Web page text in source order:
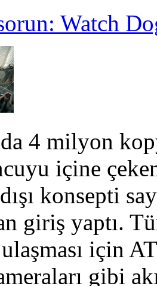
Watch
4 milyon
içine
konsepti
giriş yaptı.
için
gibi